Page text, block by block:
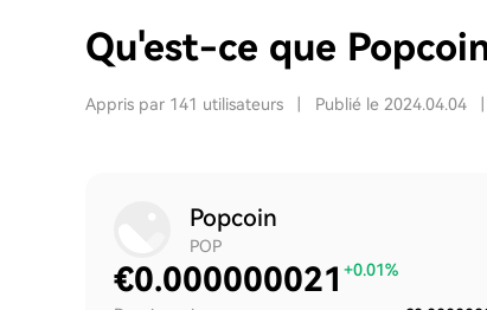
Qu'est-ce que
Appris par 141 utilisateurs Publié le 2024.04.04
Popcoin
POP
€0.000000021 +0.01%